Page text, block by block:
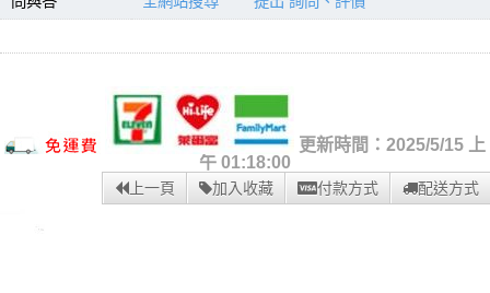
更新時間：2025/5/15 上
午 01:18:00
上一頁 加入收藏 付款方式 配送方式